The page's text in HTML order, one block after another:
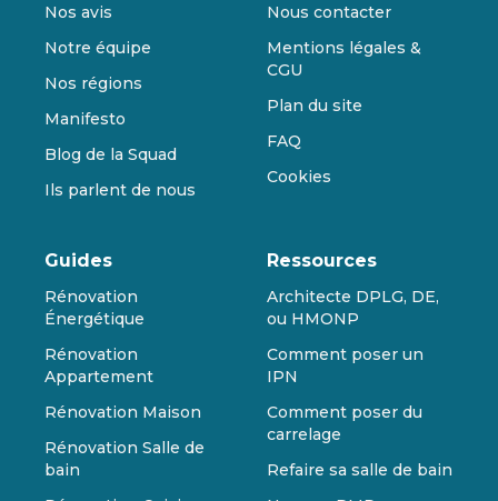
Nos avis
Notre équipe
Nos régions
Manifesto
Blog de la Squad
Ils parlent de nous
Nous contacter
Mentions légales &
CGU
Plan du site
FAQ
Cookies
Guides
Rénovation
Énergétique
Rénovation
Appartement
Rénovation Maison
Rénovation Salle de
bain
Ressources
Architecte DPLG, DE,
ou HMONP
Comment poser un
IPN
Comment poser du
carrelage
Refaire sa salle de bain